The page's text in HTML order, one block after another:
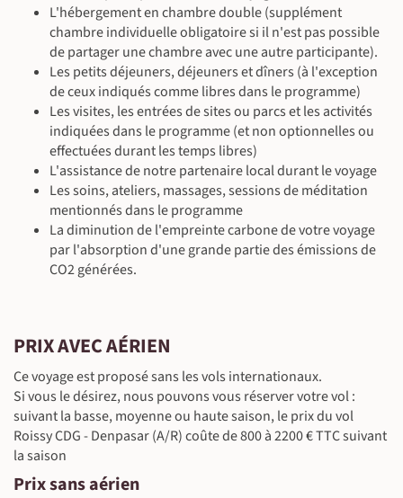
©
©
L'hébergement en chambre double (supplément
chambre individuelle obligatoire si il n'est pas possible
de partager une chambre avec une autre participante).
Les petits déjeuners, déjeuners et dîners (à l'exception
de ceux indiqués comme libres dans le programme)
Les visites, les entrées de sites ou parcs et les activités
indiquées dans le programme (et non optionnelles ou
effectuées durant les temps libres)
L'assistance de notre partenaire local durant le voyage
Les soins, ateliers, massages, sessions de méditation
mentionnés dans le programme
La diminution de l'empreinte carbone de votre voyage
par l'absorption d'une grande partie des émissions de
CO2 générées.
PRIX AVEC AÉRIEN
Ce voyage est proposé sans les vols internationaux.
Si vous le désirez, nous pouvons vous réserver votre vol :
suivant la basse, moyenne ou haute saison, le prix du vol
Roissy CDG - Denpasar (A/R) coûte de 800 à 2200 € TTC suivant
la saison
Prix sans aérien